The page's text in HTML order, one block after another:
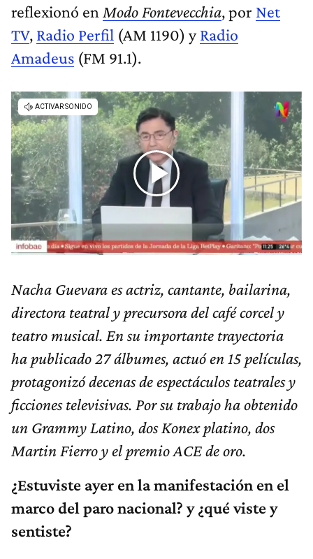
reflexionó en Modo Fontevecchia, por Net
TV, Radio Perfil (AM 1190) yRadio
Amadeus (FM 91.1).
Nacha Guevara es actriz, cantante, bailarina,
directora teatral y precursora del café corcel y
teatro musical. En su importante trayectoria
ha publicado 27 álbumes, actuó en 15 películas,
protagonizó decenas de espectáculos teatrales y
ficciones televisivas. Por su trabajo ha obtenido
un Grammy Latino, dos Konex platino, dos
Martin Fierro y el premio ACE de oro.
¿Estuviste ayer en la manifestación en el
marco del paro nacional? y ¿qué viste y
sentiste?